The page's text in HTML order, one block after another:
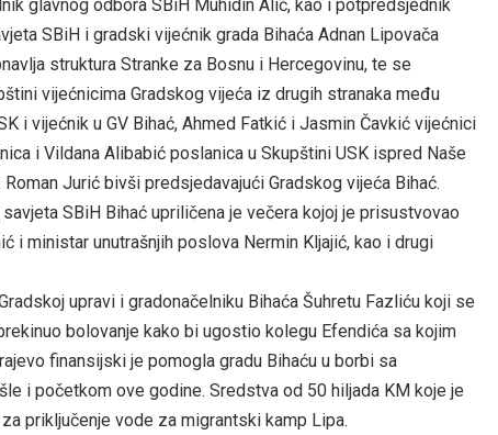
glavnog odbora SBiH Muhidin Alić, kao i potpredsjednik
SBiH i gradski vijećnik grada Bihaća Adnan Lipovača
struktura Stranke za Bosnu i Hercegovinu, te se
vijećnicima Gradskog vijeća iz drugih stranaka među
i vijećnik u GV Bihać, Ahmed Fatkić i Jasmin Čavkić vijećnici
i Vildana Alibabić poslanica u Skupštini USK ispred Naše
Jurić bivši predsjedavajući Gradskog vijeća Bihać.
SBiH Bihać upriličena je večera kojoj je prisustvovao
i ministar unutrašnjih poslova Nermin Kljajić, kao i drugi
upravi i gradonačelniku Bihaća Šuhretu Fazliću koji se
bolovanje kako bi ugostio kolegu Efendića sa kojim
finansijski je pomogla gradu Bihaću u borbi sa
i početkom ove godine. Sredstva od 50 hiljada KM koje je
priključenje vode za migrantski kamp Lipa.